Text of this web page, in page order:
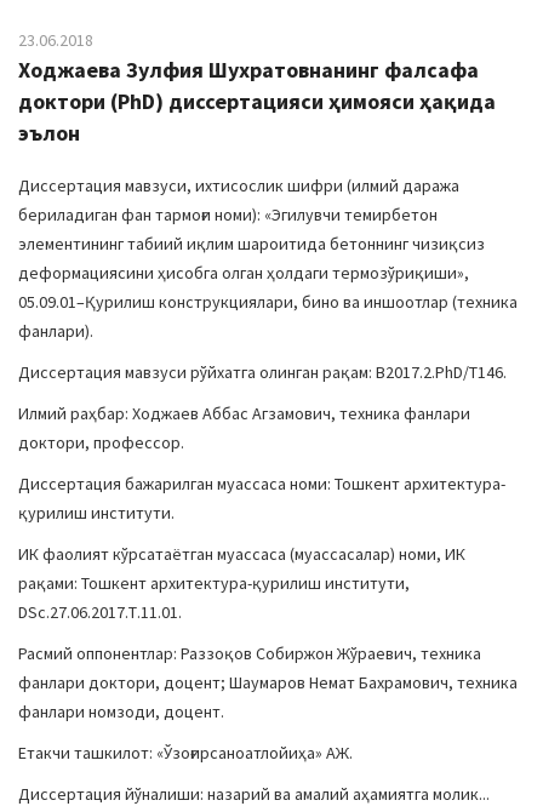
23.06.2018
Ходжаева Зулфия Шухратовнанинг фалсафа
доктори (PhD) диссертацияси ҳимояси ҳақида
эълон
Диссертация мавзуси, ихтисослик шифри (илмий даража
бериладиган фан тармоғи номи): «Эгилувчи темирбетон
элементининг табиий иқлим шароитида бетоннинг чизиқсиз
деформациясини ҳисобга олган ҳолдаги термозўриқиши»,
05.09.01–Қурилиш конструкциялари, бино ва иншоотлар (техника
фанлари).
Диссертация мавзуси рўйхатга олинган рақам: B2017.2.PhD/Т146.
Илмий раҳбар: Ходжаев Аббас Агзамович, техника фанлари
доктори, профессор.
Диссертация бажарилган муассаса номи: Тошкент архитектура-
қурилиш институти.
ИК фаолият кўрсатаётган муассаса (муассасалар) номи, ИК
рақами: Тошкент архитектура-қурилиш институти,
DSc.27.06.2017.Т.11.01.
Расмий оппонентлар: Раззоқов Собиржон Жўраевич, техника
фанлари доктори, доцент; Шаумаров Немат Бахрамович, техника
фанлари номзоди, доцент.
Етакчи ташкилот: «Ўзоғирсаноатлойиҳа» АЖ.
Диссертация йўналиши: назарий ва амалий аҳамиятга молик...